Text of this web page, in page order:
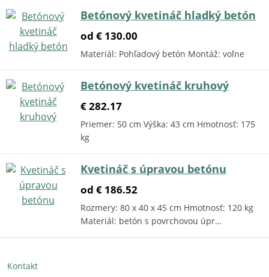
Betónový kvetináč hladký betón
od € 130.00
Materiál: Pohľadový betón Montáž: voľne
Betónový kvetináč kruhový
€ 282.17
Priemer: 50 cm Výška: 43 cm Hmotnosť: 175
kg
Kvetináč s úpravou betónu
od € 186.52
Rozmery: 80 x 40 x 45 cm Hmotnosť: 120 kg
Materiál: betón s povrchovou úpr…
Kontakt